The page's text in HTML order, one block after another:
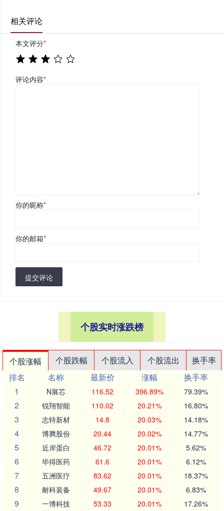
相关评论
本文评分*
评论内容*
你的昵称*
你的邮箱*
提交评论
个股实时涨跌榜
个股涨幅 个股跌幅 个股流入 个股流出
换手率
排名
名称 最新价 涨幅
换手率
1
N展芯 116.52 396.89% 79.39%
2 锐翔智能 110.02 20.21% 16.80%
3 志特新材 14.8 20.03% 14.18%
4 博腾股份 20.44 20.02% 14.77%
5 近岸蛋白 46.72 20.01% 5.62%
6 毕得医药 61.6 20.01% 6.12%
7 五洲医疗 83.62 20.01% 18.37%
8 耐科装备 49.67 20.01% 6.83%
9 一博科技 53.33 20.01% 17.26%